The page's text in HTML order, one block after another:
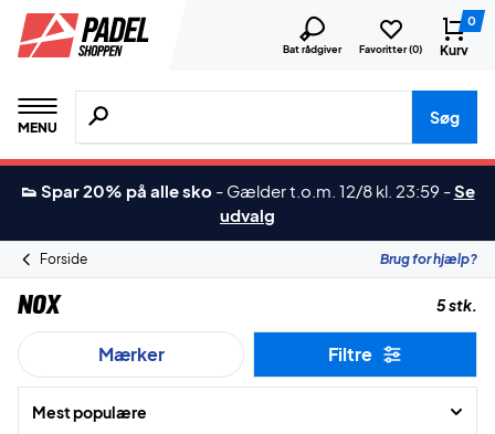
Bat rådgiver Favoritter (0)
0
Kurv
MENU
Søg efter produkter, mærker etc.
Søg
👟 Spar 20% på alle sko - Gælder t.o.m. 12/8 kl. 23:59 -Se
udvalg
Forside Brug for hjælp?
Nox 5 stk.
Mærker Filtre
Mest populære